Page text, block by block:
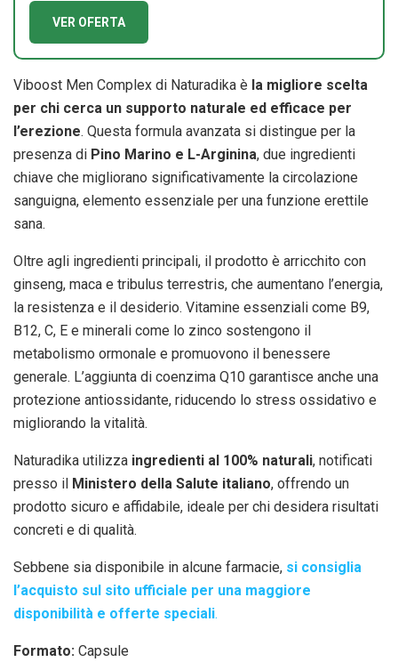
VER OFERTA
Viboost Men Complex di Naturadika è la migliore scelta
per chi cerca un supporto naturale ed efficace per
l’erezione. Questa formula avanzata si distingue per la
presenza di Pino Marino e L-Arginina, due ingredienti
chiave che migliorano significativamente la circolazione
sanguigna, elemento essenziale per una funzione erettile
sana.
Oltre agli ingredienti principali, il prodotto è arricchito con
ginseng, maca e tribulus terrestris, che aumentano l’energia,
la resistenza e il desiderio. Vitamine essenziali come B9,
B12, C, E e minerali come lo zinco sostengono il
metabolismo ormonale e promuovono il benessere
generale. L’aggiunta di coenzima Q10 garantisce anche una
protezione antiossidante, riducendo lo stress ossidativo e
migliorando la vitalità.
Naturadika utilizza ingredienti al 100% naturali, notificati
presso il Ministero della Salute italiano, offrendo un
prodotto sicuro e affidabile, ideale per chi desidera risultati
concreti e di qualità.
Sebbene sia disponibile in alcune farmacie, si consiglia
l’acquisto sul sito ufficiale per una maggiore
disponibilità e offerte speciali.
Formato: Capsule